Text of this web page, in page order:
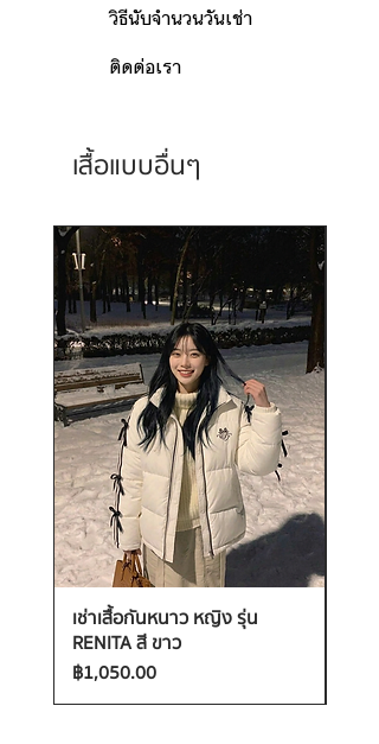
วิธีนับจำนวนวันเช่า
ติดต่อเรา
เสื้อแบบอื่นๆ
เช่าเสื้อกันหนาว หญิง รุ่น
RENITA สี ขาว
ราคา
฿1,050.00